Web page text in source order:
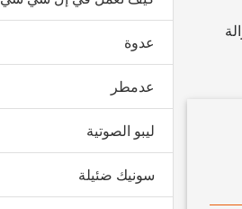
عدوة
عدمطر
ليبو الصوتية
سونيك ضئيلة